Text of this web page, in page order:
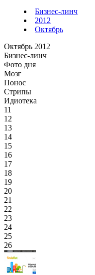
Бизнес-линч
2012
Октябрь
Октябрь 2012
Бизнес-линч
Фото дня
Мозг
Понос
Стрипы
Идиотека
11
12
13
14
15
16
17
18
19
20
21
22
23
24
25
26